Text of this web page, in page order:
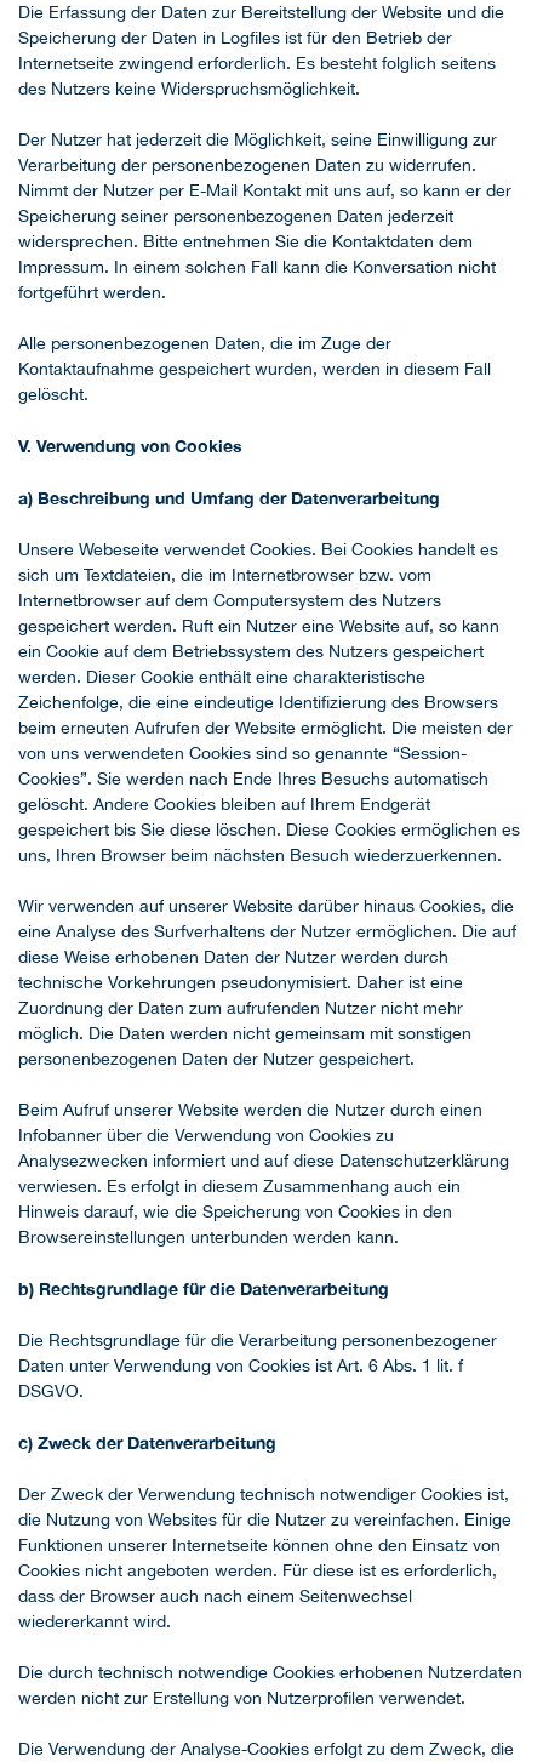
Die Erfassung der Daten zur Bereitstellung der Website und die
Speicherung der Daten in Logfiles ist für den Betrieb der
Internetseite zwingend erforderlich. Es besteht folglich seitens
des Nutzers keine Widerspruchsmöglichkeit.
Der Nutzer hat jederzeit die Möglichkeit, seine Einwilligung zur
Verarbeitung der personenbezogenen Daten zu widerrufen.
Nimmt der Nutzer per E-Mail Kontakt mit uns auf, so kann er der
Speicherung seiner personenbezogenen Daten jederzeit
widersprechen. Bitte entnehmen Sie die Kontaktdaten dem
Impressum. In einem solchen Fall kann die Konversation nicht
fortgeführt werden.
Alle personenbezogenen Daten, die im Zuge der
Kontaktaufnahme gespeichert wurden, werden in diesem Fall
gelöscht.
V. Verwendung von Cookies
a) Beschreibung und Umfang der Datenverarbeitung
Unsere Webeseite verwendet Cookies. Bei Cookies handelt es
sich um Textdateien, die im Internetbrowser bzw. vom
Internetbrowser auf dem Computersystem des Nutzers
gespeichert werden. Ruft ein Nutzer eine Website auf, so kann
ein Cookie auf dem Betriebssystem des Nutzers gespeichert
werden. Dieser Cookie enthält eine charakteristische
Zeichenfolge, die eine eindeutige Identifizierung des Browsers
beim erneuten Aufrufen der Website ermöglicht. Die meisten der
von uns verwendeten Cookies sind so genannte “Session-
Cookies”. Sie werden nach Ende Ihres Besuchs automatisch
gelöscht. Andere Cookies bleiben auf Ihrem Endgerät
gespeichert bis Sie diese löschen. Diese Cookies ermöglichen es
uns, Ihren Browser beim nächsten Besuch wiederzuerkennen.
Wir verwenden auf unserer Website darüber hinaus Cookies, die
eine Analyse des Surfverhaltens der Nutzer ermöglichen. Die auf
diese Weise erhobenen Daten der Nutzer werden durch
technische Vorkehrungen pseudonymisiert. Daher ist eine
Zuordnung der Daten zum aufrufenden Nutzer nicht mehr
möglich. Die Daten werden nicht gemeinsam mit sonstigen
personenbezogenen Daten der Nutzer gespeichert.
Beim Aufruf unserer Website werden die Nutzer durch einen
Infobanner über die Verwendung von Cookies zu
Analysezwecken informiert und auf diese Datenschutzerklärung
verwiesen. Es erfolgt in diesem Zusammenhang auch ein
Hinweis darauf, wie die Speicherung von Cookies in den
Browsereinstellungen unterbunden werden kann.
b) Rechtsgrundlage für die Datenverarbeitung
Die Rechtsgrundlage für die Verarbeitung personenbezogener
Daten unter Verwendung von Cookies ist Art. 6 Abs. 1 lit. f
DSGVO.
c) Zweck der Datenverarbeitung
Der Zweck der Verwendung technisch notwendiger Cookies ist,
die Nutzung von Websites für die Nutzer zu vereinfachen. Einige
Funktionen unserer Internetseite können ohne den Einsatz von
Cookies nicht angeboten werden. Für diese ist es erforderlich,
dass der Browser auch nach einem Seitenwechsel
wiedererkannt wird.
Die durch technisch notwendige Cookies erhobenen Nutzerdaten
werden nicht zur Erstellung von Nutzerprofilen verwendet.
Die Verwendung der Analyse-Cookies erfolgt zu dem Zweck, die